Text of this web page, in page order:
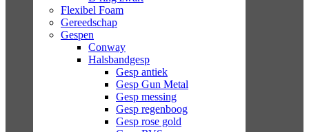
Flexibel Foam
Gereedschap
Gespen
Conway
Halsbandgesp
Gesp antiek
Gesp Gun Metal
Gesp messing
Gesp regenboog
Gesp rose gold